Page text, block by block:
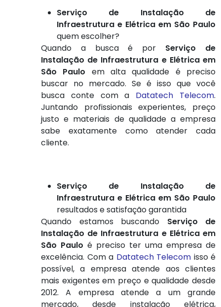
Serviço de Instalação de
Infraestrutura e Elétrica em São Paulo
quem escolher?
Quando a busca é por Serviço de
Instalação de Infraestrutura e Elétrica em
São Paulo em alta qualidade é preciso
buscar no mercado. Se é isso que você
busca conte com a Datatech Telecom.
Juntando profissionais experientes, preço
justo e materiais de qualidade a empresa
sabe exatamente como atender cada
cliente.
Serviço de Instalação de
Infraestrutura e Elétrica em São Paulo
resultados e satisfação garantida
Quando estamos buscando Serviço de
Instalação de Infraestrutura e Elétrica em
São Paulo é preciso ter uma empresa de
excelência. Com a Datatech Telecom isso é
possível, a empresa atende aos clientes
mais exigentes em preço e qualidade desde
2012. A empresa atende a um grande
mercado, desde instalação elétrica,